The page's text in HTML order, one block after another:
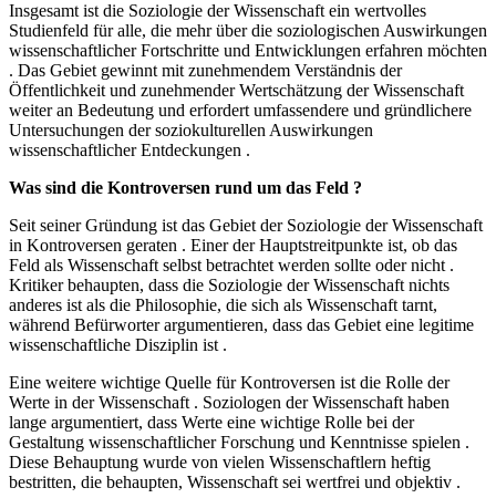
Insgesamt ist die Soziologie der Wissenschaft ein wertvolles
Studienfeld für alle, die mehr über die soziologischen Auswirkungen
wissenschaftlicher Fortschritte und Entwicklungen erfahren möchten
. Das Gebiet gewinnt mit zunehmendem Verständnis der
Öffentlichkeit und zunehmender Wertschätzung der Wissenschaft
weiter an Bedeutung und erfordert umfassendere und gründlichere
Untersuchungen der soziokulturellen Auswirkungen
wissenschaftlicher Entdeckungen .
Was sind die Kontroversen rund um das Feld ?
Seit seiner Gründung ist das Gebiet der Soziologie der Wissenschaft
in Kontroversen geraten . Einer der Hauptstreitpunkte ist, ob das
Feld als Wissenschaft selbst betrachtet werden sollte oder nicht .
Kritiker behaupten, dass die Soziologie der Wissenschaft nichts
anderes ist als die Philosophie, die sich als Wissenschaft tarnt,
während Befürworter argumentieren, dass das Gebiet eine legitime
wissenschaftliche Disziplin ist .
Eine weitere wichtige Quelle für Kontroversen ist die Rolle der
Werte in der Wissenschaft . Soziologen der Wissenschaft haben
lange argumentiert, dass Werte eine wichtige Rolle bei der
Gestaltung wissenschaftlicher Forschung und Kenntnisse spielen .
Diese Behauptung wurde von vielen Wissenschaftlern heftig
bestritten, die behaupten, Wissenschaft sei wertfrei und objektiv .